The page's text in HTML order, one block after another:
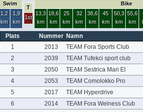
Swim
1,2
km
1,9
km
T
1st
Bike
13,3
km
18,6
km
25
km
32
km
38,6
km
45
km
50,3
km
55,6
km
Plats Nummer Namn
1
2013
TEAM Fora Sports Club
2
2039
TEAM Tufekci sport club
3
2050
TEAM Sestrica Mari El
4
2053
TEAM Comolokko Pro
5
2017
TEAM Hyperdrive
6
2014
TEAM Fora Welness Club